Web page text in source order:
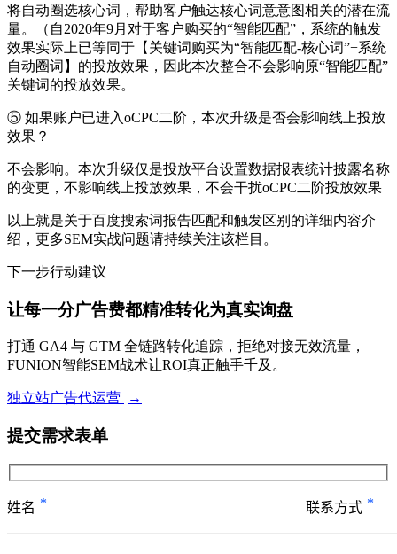
将自动圈选核心词，帮助客户触达核心词意意图相关的潜在流
量。（自2020年9月对于客户购买的“智能匹配”，系统的触发
效果实际上已等同于【关键词购买为“智能匹配-核心词”+系统
自动圈词】的投放效果，因此本次整合不会影响原“智能匹配”
关键词的投放效果。
⑤ 如果账户已进入oCPC二阶，本次升级是否会影响线上投放
效果？
不会影响。本次升级仅是投放平台设置数据报表统计披露名称
的变更，不影响线上投放效果，不会干扰oCPC二阶投放效果
以上就是关于百度搜索词报告匹配和触发区别的详细内容介
绍，更多SEM实战问题请持续关注该栏目。
下一步行动建议
让每一分广告费都精准转化为真实询盘
打通 GA4 与 GTM 全链路转化追踪，拒绝对接无效流量，
FUNION智能SEM战术让ROI真正触手千及。
独立站广告代运营 →
提交需求表单
姓名 * 联系方式 *